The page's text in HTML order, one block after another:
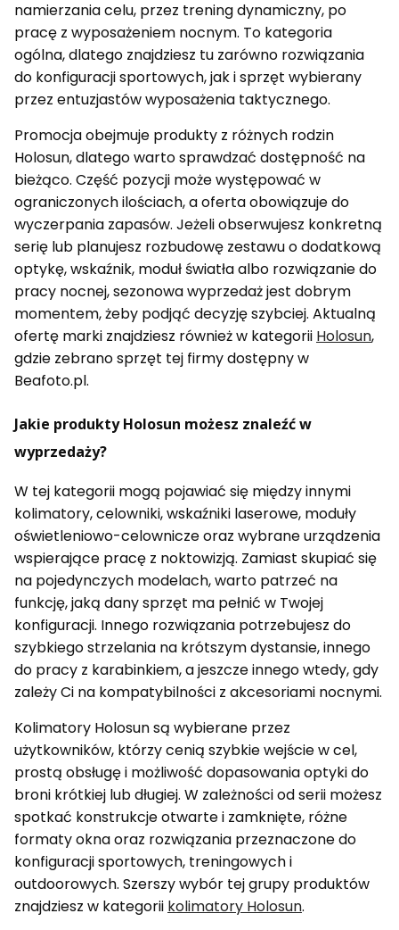
namierzania celu, przez trening dynamiczny, po
pracę z wyposażeniem nocnym. To kategoria
ogólna, dlatego znajdziesz tu zarówno rozwiązania
do konfiguracji sportowych, jak i sprzęt wybierany
przez entuzjastów wyposażenia taktycznego.
Promocja obejmuje produkty z różnych rodzin
Holosun, dlatego warto sprawdzać dostępność na
bieżąco. Część pozycji może występować w
ograniczonych ilościach, a oferta obowiązuje do
wyczerpania zapasów. Jeżeli obserwujesz konkretną
serię lub planujesz rozbudowę zestawu o dodatkową
optykę, wskaźnik, moduł światła albo rozwiązanie do
pracy nocnej, sezonowa wyprzedaż jest dobrym
momentem, żeby podjąć decyzję szybciej. Aktualną
ofertę marki znajdziesz również w kategorii Holosun,
gdzie zebrano sprzęt tej firmy dostępny w
Beafoto.pl.
Jakie produkty Holosun możesz znaleźć w
wyprzedaży?
W tej kategorii mogą pojawiać się między innymi
kolimatory, celowniki, wskaźniki laserowe, moduły
oświetleniowo-celownicze oraz wybrane urządzenia
wspierające pracę z noktowizją. Zamiast skupiać się
na pojedynczych modelach, warto patrzeć na
funkcję, jaką dany sprzęt ma pełnić w Twojej
konfiguracji. Innego rozwiązania potrzebujesz do
szybkiego strzelania na krótszym dystansie, innego
do pracy z karabinkiem, a jeszcze innego wtedy, gdy
zależy Ci na kompatybilności z akcesoriami nocnymi.
Kolimatory Holosun są wybierane przez
użytkowników, którzy cenią szybkie wejście w cel,
prostą obsługę i możliwość dopasowania optyki do
broni krótkiej lub długiej. W zależności od serii możesz
spotkać konstrukcje otwarte i zamknięte, różne
formaty okna oraz rozwiązania przeznaczone do
konfiguracji sportowych, treningowych i
outdoorowych. Szerszy wybór tej grupy produktów
znajdziesz w kategorii kolimatory Holosun.